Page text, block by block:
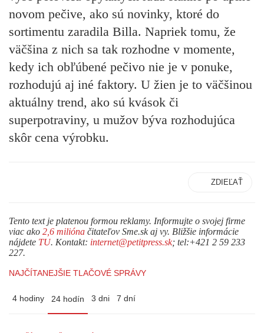
novom pečive, ako sú novinky, ktoré do
sortimentu zaradila Billa. Napriek tomu, že
väčšina z nich sa tak rozhodne v momente,
kedy ich obľúbené pečivo nie je v ponuke,
rozhodujú aj iné faktory. U žien je to väčšinou
aktuálny trend, ako sú kvások či
superpotraviny, u mužov býva rozhodujúca
skôr cena výrobku.
ZDIEĽAŤ
Tento text je platenou formou reklamy. Informujte o svojej firme
viac ako 2,6 milióna čitateľov Sme.sk aj vy. Bližšie informácie
nájdete TU. Kontakt: internet@petitpress.sk; tel:+421 2 59 233
227.
NAJČÍTANEJŠIE TLAČOVÉ SPRÁVY
4 hodiny 24 hodín 3 dni 7 dní